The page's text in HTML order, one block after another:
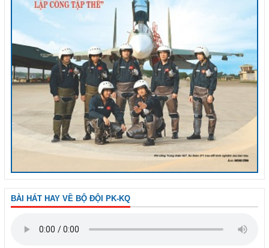
BÀI HÁT HAY VỀ BỘ ĐỘI PK-KQ